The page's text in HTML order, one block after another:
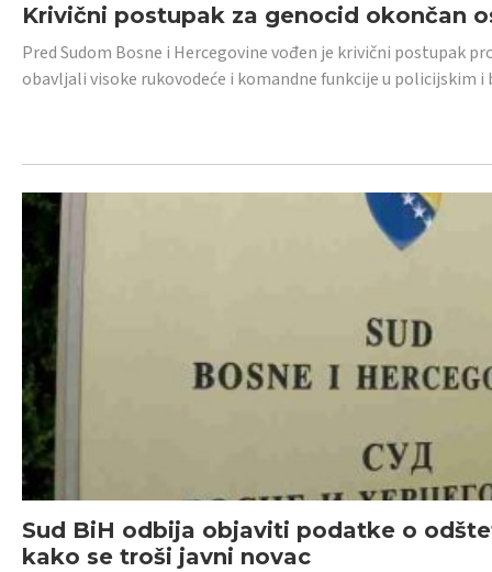
Krivični postupak za genocid okončan
Pred Sudom Bosne i Hercegovine vođen je krivični postupak
obavljali visoke rukovodeće i komandne funkcije u policijskim
Sud BiH odbija objaviti podatke o
kako se troši javni novac